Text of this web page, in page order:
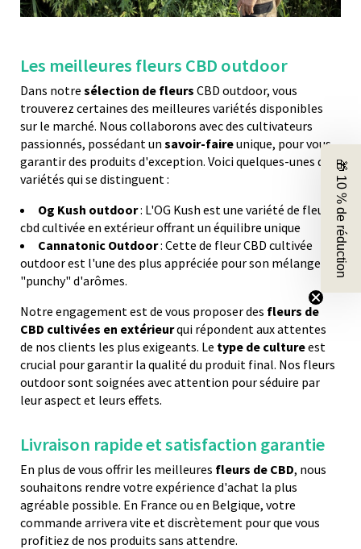
Les meilleures fleurs CBD outdoor
Dans notre sélection de fleurs CBD outdoor, vous
trouverez certaines des meilleures variétés disponibles
sur le marché. Nous collaborons avec des cultivateurs
passionnés, possédant un savoir-faireunique, pour vous
garantir des produits d'exception. Voici quelques-unes des
variétés qui se distinguent :
Og Kush outdoor: L'OG Kush est une variété de fleur
cbd cultivée en extérieur offrant un équilibre unique
Cannatonic Outdoor: Cette de fleur CBD cultivée
outdoor est l'une des plus appréciée pour son mélange
"punchy" d'arômes.
Notre engagement est de vous proposer des fleurs de
CBD cultivées en extérieurqui répondent aux attentes
de nos clients les plus exigeants. Le type de cultureest
crucial pour garantir la qualité du produit final. Nos fleurs
outdoor sont soignées avec attention pour séduire par
leur aspect et leurs effets.
Livraison rapide et satisfaction garantie
En plus de vous offrir les meilleures fleurs de CBD, nous
souhaitons rendre votre expérience d'achat la plus
agréable possible. En France ou en Belgique, votre
commande arrivera vite et discrètement pour que vous
profitiez de nos produits sans attendre.
🎁 10 % de réduction